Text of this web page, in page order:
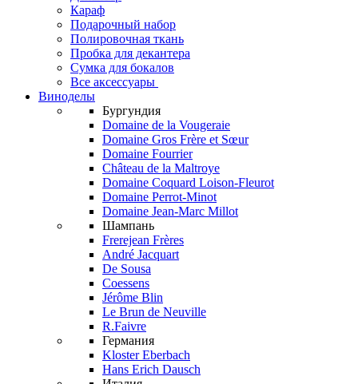
Караф
Подарочный набор
Полировочная ткань
Пробка для декантера
Сумка для бокалов
Все аксессуары
Виноделы
Бургундия
Domaine de la Vougeraie
Domaine Gros Frère et Sœur
Domaine Fourrier
Château de la Maltroye
Domaine Coquard Loison-Fleurot
Domaine Perrot-Minot
Domaine Jean-Marc Millot
Шампань
Frerejean Frères
André Jacquart
De Sousa
Coessens
Jérôme Blin
Le Brun de Neuville
R.Faivre
Германия
Kloster Eberbach
Hans Erich Dausch